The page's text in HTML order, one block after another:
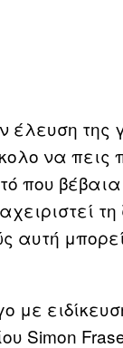
έλευση της
να πεις
που
αυτή
με
Simon